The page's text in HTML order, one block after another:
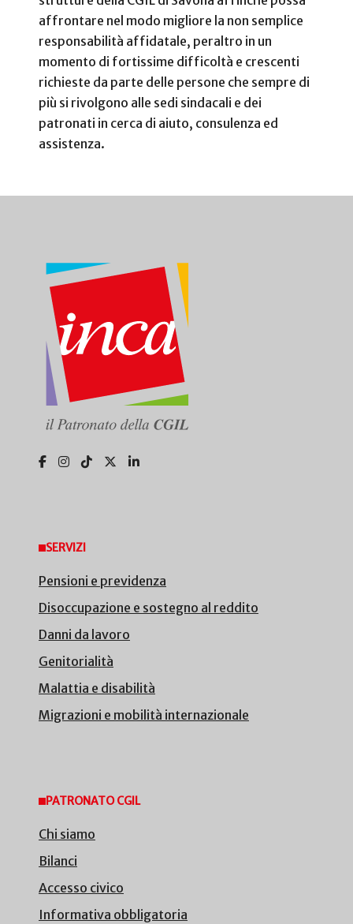
affrontare nel modo migliore la non semplice
responsabilità affidatale, peraltro in un
momento di fortissime difficoltà e crescenti
richieste da parte delle persone che sempre di
più si rivolgono alle sedi sindacali e dei
patronati in cerca di aiuto, consulenza ed
assistenza.
SERVIZI
Pensioni e previdenza
Disoccupazione e sostegno al reddito
Danni da lavoro
Genitorialità
Malattia e disabilità
Migrazioni e mobilità internazionale
PATRONATO CGIL
Chi siamo
Bilanci
Accesso civico
Informativa obbligatoria